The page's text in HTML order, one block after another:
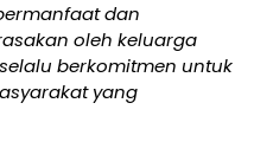
dan
oleh keluarga
berkomitmen untuk
yang